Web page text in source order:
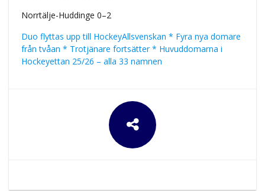
Norrtälje-Huddinge 0–2
Duo flyttas upp till HockeyAllsvenskan * Fyra nya domare
från tvåan * Trotjänare fortsätter * Huvuddomarna i
Hockeyettan 25/26 – alla 33 namnen